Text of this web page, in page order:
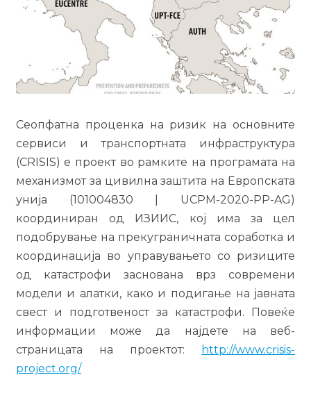
Сеопфатна проценка на ризик на основните
сервиси и транспортната инфраструктура
(CRISIS) е проект во рамките на програмата на
механизмот за цивилна заштита на Европската
унија (101004830 | UCPM-2020-PP-AG)
координиран од ИЗИИС, кој има за цел
подобрување на прекуграничната соработка и
координација во управувањето со ризиците
од катастрофи заснована врз современи
модели и алатки, како и подигање на јавната
свест и подготвеност за катастрофи. Повеќе
информации може да најдете на веб-
страницата на проектот:
http://www.crisis-
project.org/